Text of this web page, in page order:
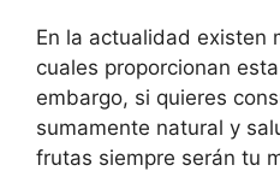
En la actualidad existen
cuales proporcionan
embargo, si quieres
sumamente natural y
frutas siempre serán tu